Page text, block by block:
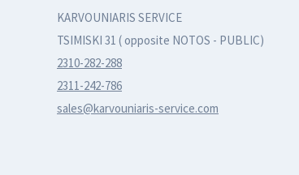
KARVOUNIARIS SERVICE
TSIMISKI 31 ( opposite NOTOS - PUBLIC)
2310-282-288
2311-242-786
sales@karvouniaris-service.com